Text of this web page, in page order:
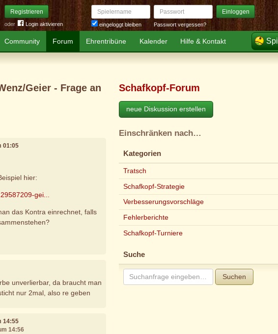
Registrieren
oder Login aktivieren
Spielername
eingeloggt bleiben
Passwort Einloggen
Passwort vergessen?
Community Forum Ehrentribüne Kalender Hilfe & Kontakt
Geier - Frage an
01:05
hier:
gei...
das Kontra einrechnet, falls
unverlierbar, da braucht man
nur 2mal, also re geben
14:55
14:56
Schafkopf-Forum
neue Diskussion erstellen
Einschränken nach…
Kategorien
Tratsch
Schafkopf-Strategie
Verbesserungsvorschläge
Fehlerberichte
Schafkopf-Turniere
Suche
Suchen